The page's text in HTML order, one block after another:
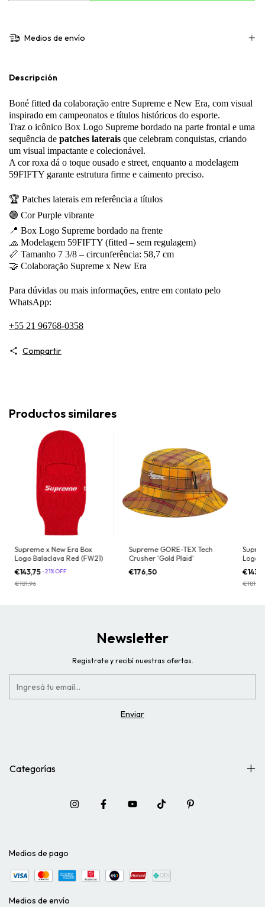
Medios de envío
Descripción
Boné fitted da colaboração entre Supreme e New Era, com visual
inspirado em campeonatos e títulos históricos do esporte.
Traz o icônico Box Logo Supreme bordado na parte frontal e uma
sequência de patches laterais que celebram conquistas, criando
um visual impactante e colecionável.
A cor roxa dá o toque ousado e street, enquanto a modelagem
59FIFTY garante estrutura firme e caimento preciso.
🏆 Patches laterais em referência a títulos
🟣 Cor Purple vibrante
📍 Box Logo Supreme bordado na frente
🧢 Modelagem 59FIFTY (fitted – sem regulagem)
📏 Tamanho 7 3/8 – circunferência: 58,7 cm
🤝 Colaboração Supreme x New Era
Para dúvidas ou mais informações, entre em contato pelo
WhatsApp:
+55 21 96768-0358
Compartir
Productos similares
Supreme x New Era Box
Logo Balaclava Red (FW21)
€143,75-21%OFF
€181,96
Supreme GORE-TEX Tech
Crusher 'Gold Plaid'
€176,50
Logo
€181,96
Newsletter
Registrate y recibí nuestras ofertas.
Categorías
Medios de pago
Medios de envío